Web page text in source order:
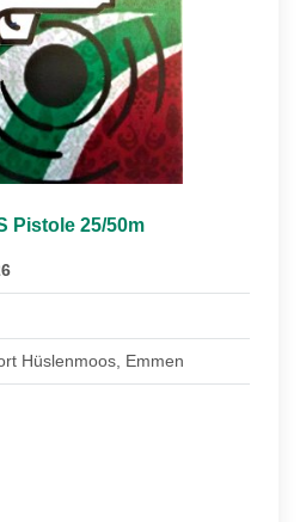
Pistole 25/50m
Hüslenmoos, Emmen